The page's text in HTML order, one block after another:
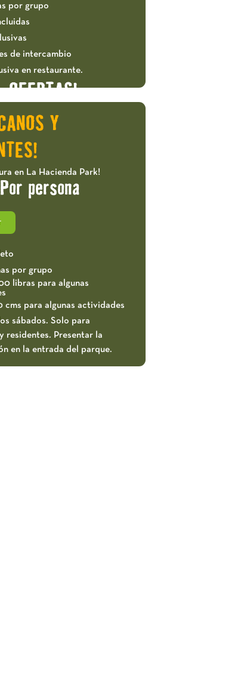
por grupo
de intercambio
en restaurante.
OFERTAS!
Y
en La Hacienda Park!
persona
por grupo
libras para algunas
cms para algunas actividades
sábados. Solo para
residentes. Presentar la
en la entrada del parque.